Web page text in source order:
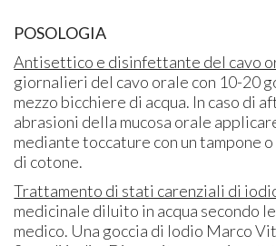
POSOLOGIA
Antisettico e disinfettante del cavo
giornalieri del cavo orale con 10-20
mezzo bicchiere di acqua. In caso di
abrasioni della mucosa orale
mediante toccature con un tampone
di cotone.
Trattamento di stati carenziali di
medicinale diluito in acqua secondo
medico. Una goccia di Iodio Marco